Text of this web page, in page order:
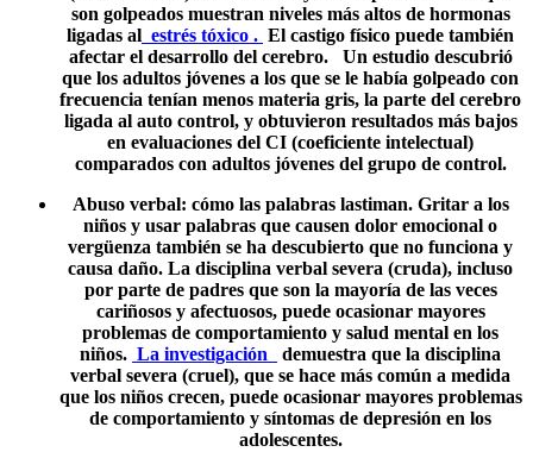
son golpeados muestran niveles más altos de hormonas
ligadas al estrés tóxico . El castigo físico puede también
afectar el desarrollo del cerebro. Un estudio descubrió
que los adultos jóvenes a los que se le había golpeado con
frecuencia tenían menos materia gris, la parte del cerebro
ligada al auto control, y obtuvieron resultados más bajos
en evaluaciones del CI (coeficiente intelectual)
comparados con adultos jóvenes del grupo de control.
Abuso verbal: cómo las palabras lastiman. Gritar a los
niños y usar palabras que causen dolor emocional o
vergüenza también se ha descubierto que no funciona y
causa daño. La disciplina verbal severa (cruda), incluso
por parte de padres que son la mayoría de las veces
cariñosos y afectuosos, puede ocasionar mayores
problemas de comportamiento y salud mental en los
niños. La investigación
demuestra que la disciplina
verbal severa (cruel), que se hace más común a medida
que los niños crecen, puede ocasionar mayores problemas
de comportamiento y síntomas de depresión en los
adolescentes.